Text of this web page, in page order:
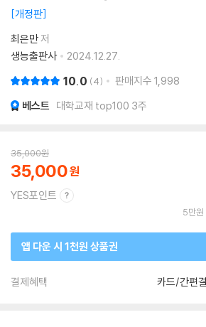
개정판
최은만저
생능출판사
2024.12.27.
10.0 4 판매지수 1,998
베스트 대학교재 top100 3주
35,000원
35,000
YES포인트
5만원
앱 다운 시 1천원 상품권
결제혜택 카드/간편